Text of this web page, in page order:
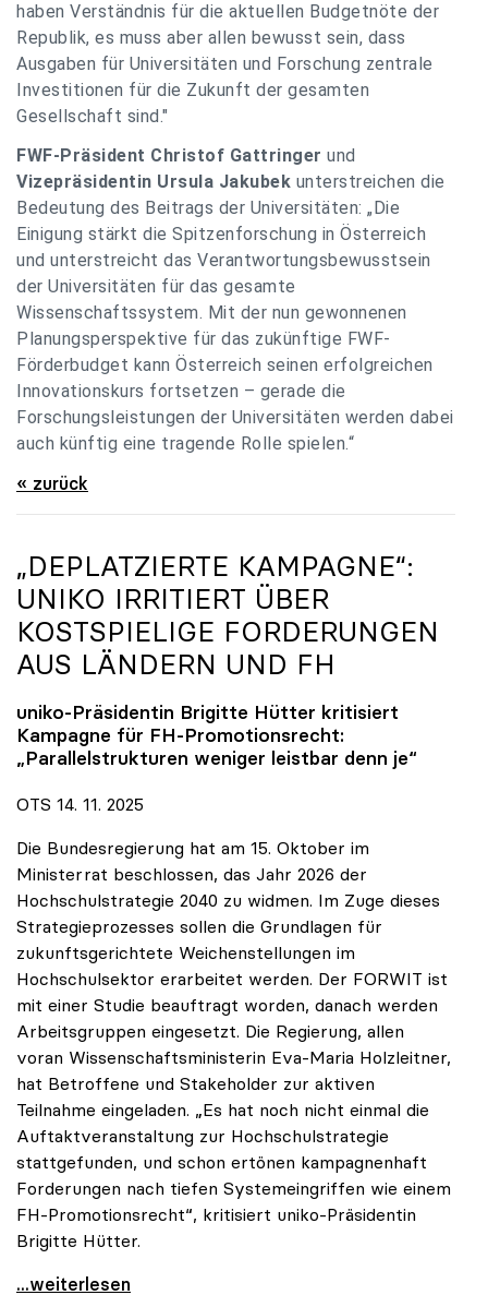
haben Verständnis für die aktuellen Budgetnöte der
Republik, es muss aber allen bewusst sein, dass
Ausgaben für Universitäten und Forschung zentrale
Investitionen für die Zukunft der gesamten
Gesellschaft sind."
FWF-Präsident Christof Gattringer und
Vizepräsidentin Ursula Jakubek unterstreichen die
Bedeutung des Beitrags der Universitäten: „Die
Einigung stärkt die Spitzenforschung in Österreich
und unterstreicht das Verantwortungsbewusstsein
der Universitäten für das gesamte
Wissenschaftssystem. Mit der nun gewonnenen
Planungsperspektive für das zukünftige FWF-
Förderbudget kann Österreich seinen erfolgreichen
Innovationskurs fortsetzen – gerade die
Forschungsleistungen der Universitäten werden dabei
auch künftig eine tragende Rolle spielen.“
« zurück
„DEPLATZIERTE KAMPAGNE“:
UNIKO IRRITIERT ÜBER
KOSTSPIELIGE FORDERUNGEN
AUS LÄNDERN UND FH
uniko-Präsidentin Brigitte Hütter kritisiert
Kampagne für FH-Promotionsrecht:
„Parallelstrukturen weniger leistbar denn je“
OTS 14. 11. 2025
Die Bundesregierung hat am 15. Oktober im
Ministerrat beschlossen, das Jahr 2026 der
Hochschulstrategie 2040 zu widmen. Im Zuge dieses
Strategieprozesses sollen die Grundlagen für
zukunftsgerichtete Weichenstellungen im
Hochschulsektor erarbeitet werden. Der FORWIT ist
mit einer Studie beauftragt worden, danach werden
Arbeitsgruppen eingesetzt. Die Regierung, allen
voran Wissenschaftsministerin Eva-Maria Holzleitner,
hat Betroffene und Stakeholder zur aktiven
Teilnahme eingeladen. „Es hat noch nicht einmal die
Auftaktveranstaltung zur Hochschulstrategie
stattgefunden, und schon ertönen kampagnenhaft
Forderungen nach tiefen Systemeingriffen wie einem
FH-Promotionsrecht“, kritisiert uniko-Präsidentin
Brigitte Hütter.
„Deplatzierte Kampagne“: uniko irritiert über
...weiterlesen